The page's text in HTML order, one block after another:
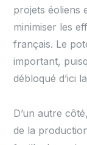
projets éoliens
minimiser les
français. Le
important,
débloqué d’ici
D’un autre
de la